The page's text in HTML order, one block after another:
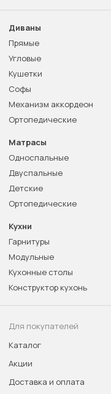
Диваны
Прямые
Угловые
Кушетки
Софы
Механизм аккордеон
Ортопедические
Матрасы
Односпальные
Двуспальные
Детские
Ортопедические
Кухни
Гарнитуры
Модульные
Кухонные столы
Конструктор кухонь
Для покупателей
Каталог
Акции
Доставка и оплата